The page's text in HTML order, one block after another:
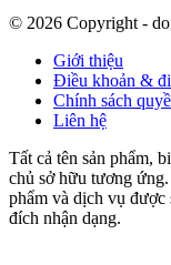
© 2026 Copyright -
Giới thiệu
Điều khoản &
Chính sách
Liên hệ
Tất cả tên sản phẩm,
chủ sở hữu tương
phẩm và dịch vụ được
đích nhận dạng.